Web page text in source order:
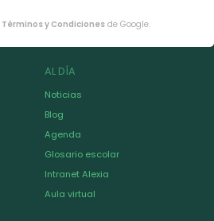
Términos y Condiciones de Google.
AL DÍA
Noticias
Blog
Agenda
Glosario escolar
Intranet Alexia
Aula virtual